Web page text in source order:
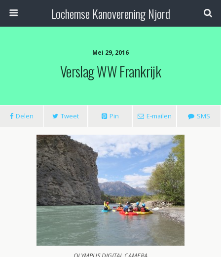
Lochemse Kanoverening Njord
Mei 29, 2016
Verslag WW Frankrijk
Delen Tweet Pin E-mailen SMS